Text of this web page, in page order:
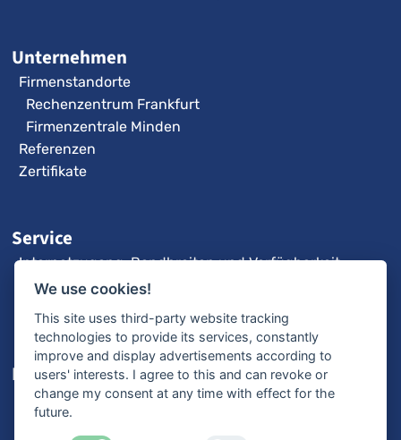
Unternehmen
Firmenstandorte
Rechenzentrum Frankfurt
Firmenzentrale Minden
Referenzen
Zertifikate
Service
Internetzugang: Bandbreiten und Verfügbarkeit
3CX-Videoanleitungen
Karriere
Offene Stellen
Ausbildung
We use cookies!
This site uses third-party website tracking
technologies to provide its services, constantly
improve and display advertisements according to
users' interests. I agree to this and can revoke or
change my consent at any time with effect for the
future.